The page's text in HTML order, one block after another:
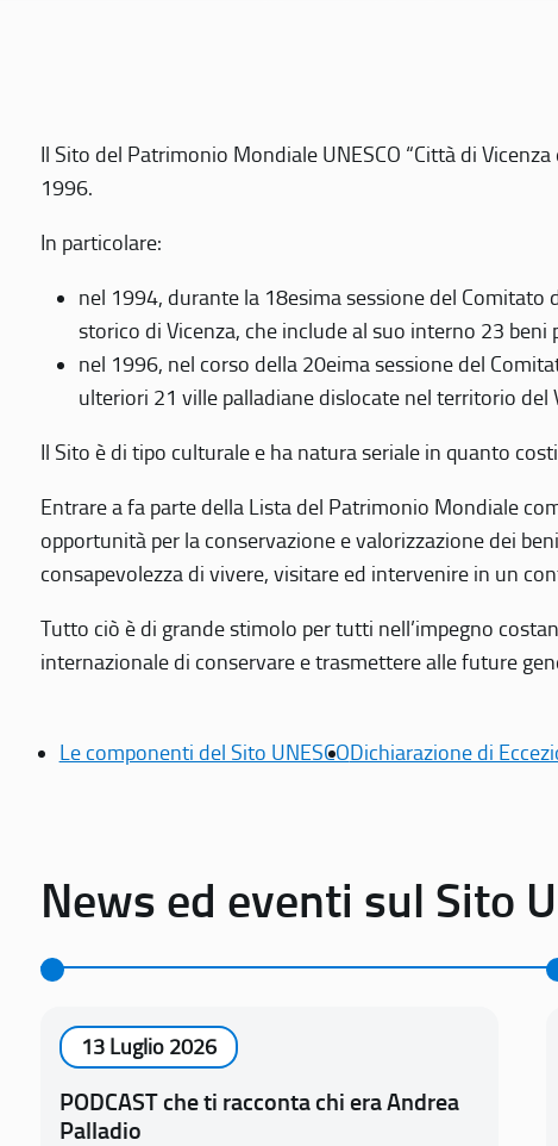
Il Sito del Patrimonio Mondiale UNESCO “Città di
1996.
In particolare:
nel 1994, durante la 18esima sessione del
storico di Vicenza, che include al suo interno 23
nel 1996, nel corso della 20eima sessione del
ulteriori 21 ville palladiane dislocate nel territorio del
Il Sito è di tipo culturale e ha natura seriale in quanto
Entrare a fa parte della Lista del Patrimonio Mondiale
opportunità per la conservazione e valorizzazione dei
consapevolezza di vivere, visitare ed intervenire in un
Tutto ciò è di grande stimolo per tutti nell’impegno
internazionale di conservare e trasmettere alle future
Le componenti del Sito UNESCODichiarazione di
News ed eventi sul Sito
13 Luglio 2026
PODCAST che ti racconta chi era Andrea
Palladio